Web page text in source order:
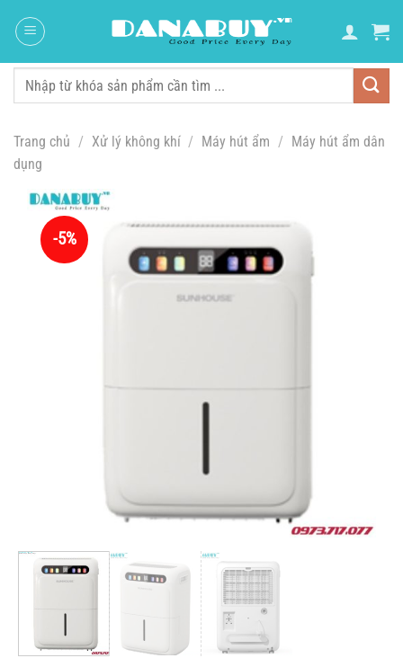
đến
dung
Tìm
Trang chủ / Xử lý không khí / Máy hút ẩm / Máy hút ẩm dân
dụng
-5%